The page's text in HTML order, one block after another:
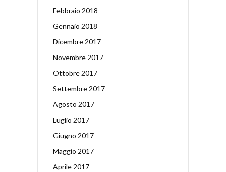
Febbraio 2018
Gennaio 2018
Dicembre 2017
Novembre 2017
Ottobre 2017
Settembre 2017
Agosto 2017
Luglio 2017
Giugno 2017
Maggio 2017
Aprile 2017